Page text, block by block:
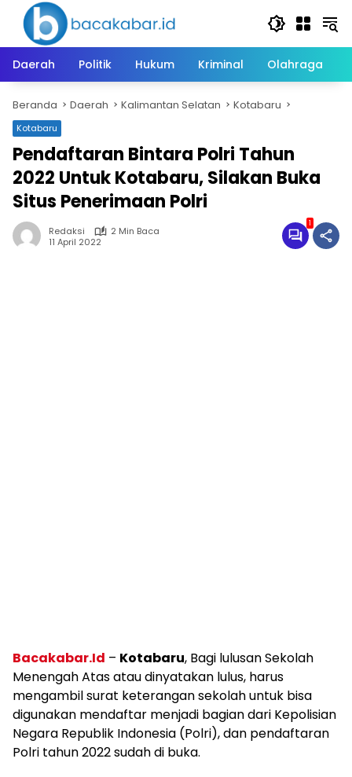
Langsung
konten
Daerah
Politik Hukum Kriminal Olahraga
Beranda Daerah Kalimantan Selatan Kotabaru
Kotabaru
Pendaftaran Bintara Polri Tahun
2022 Untuk Kotabaru, Silakan Buka
Situs Penerimaan Polri
Redaksi
2 Min Baca
11 April 2022
1
Bacakabar.Id – Kotabaru, Bagi lulusan Sekolah
Menengah Atas atau dinyatakan lulus, harus
mengambil surat keterangan sekolah untuk bisa
digunakan mendaftar menjadi bagian dari Kepolisian
Negara Republik Indonesia (Polri), dan pendaftaran
Polri tahun 2022 sudah di buka.